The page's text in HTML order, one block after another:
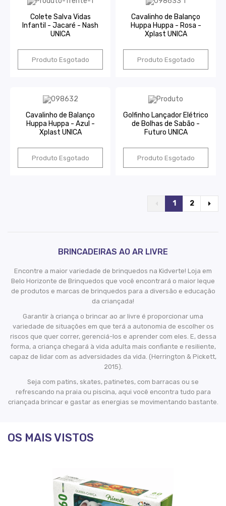
Colete Salva Vidas
Infantil - Jacaré - Nash
UNICA
Produto Esgotado
Cavalinho de Balanço
Huppa Huppa - Rosa -
Xplast UNICA
Produto Esgotado
Cavalinho de Balanço
Huppa Huppa - Azul -
Xplast UNICA
Produto Esgotado
Golfinho Lançador Elétrico
de Bolhas de Sabão -
Futuro UNICA
Produto Esgotado
1 2
BRINCADEIRAS AO AR LIVRE
Encontre a maior variedade de brinquedos na Kidverte! Loja em
Belo Horizonte de Brinquedos que você encontrará o maior leque
de produtos e marcas de brinquedos para a diversão e educação
da criançada!
Garantir à criança o brincar ao ar livre é proporcionar uma
variedade de situações em que terá a autonomia de escolher os
riscos que quer correr, gerenciá-los e aprender com eles. E, dessa
forma, a criança chegará à vida adulta mais confiante e resiliente,
capaz de lidar com as adversidades da vida. (Herrington & Pickett,
2015).
Seja com patins, skates, patinetes, com barracas ou se
refrescando na praia ou piscina, aqui você encontra tudo para
criançada brincar e gastar as energias se movimentando bastante.
OS MAIS VISTOS